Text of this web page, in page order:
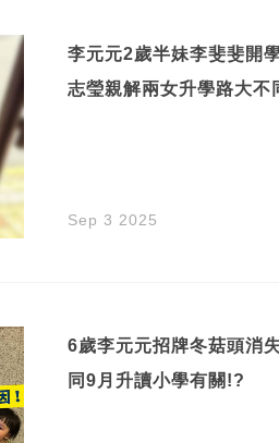
李元元2歲半妹李斐斐開
志瑩親解兩女升學路大不
Sep 3 2025
6歲李元元招牌冬菇頭
同9月升讀小學有關!?